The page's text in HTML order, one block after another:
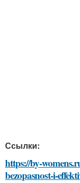
Ссылки:
https://by-
bezopasnost-i-